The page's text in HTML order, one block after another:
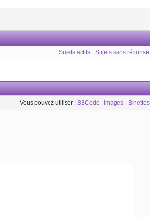
Sujets actifs Sujets sans réponse
Vous pouvez utiliser : BBCode Images Binettes